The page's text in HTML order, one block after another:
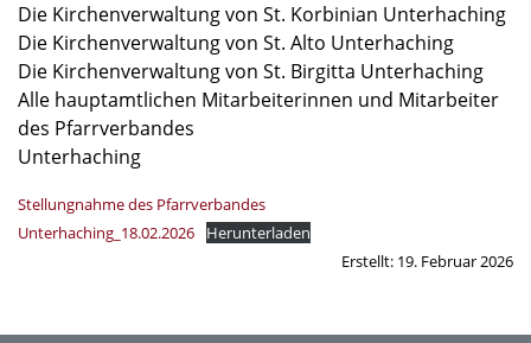
Die Kirchenverwaltung von St. Korbinian Unterhaching
Die Kirchenverwaltung von St. Alto Unterhaching
Die Kirchenverwaltung von St. Birgitta Unterhaching
Alle hauptamtlichen Mitarbeiterinnen und Mitarbeiter
des Pfarrverbandes
Unterhaching
Stellungnahme des Pfarrverbandes
Unterhaching_18.02.2026
Herunterladen
Erstellt: 19. Februar 2026